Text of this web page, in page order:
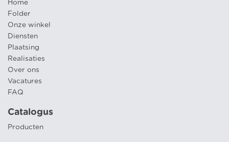
Home
Folder
Onze winkel
Diensten
Plaatsing
Realisaties
Over ons
Vacatures
FAQ
Catalogus
Producten